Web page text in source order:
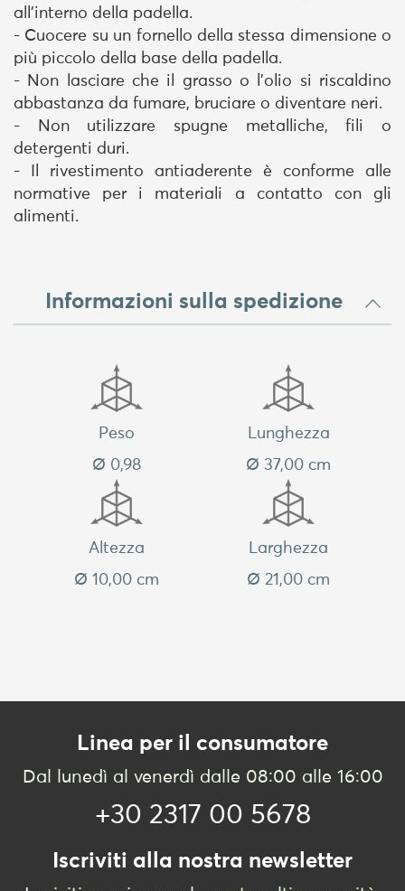
all'interno della padella.
- Cuocere su un fornello della stessa dimensione o
più piccolo della base della padella.
- Non lasciare che il grasso o l'olio si riscaldino
abbastanza da fumare, bruciare o diventare neri.
- Non utilizzare spugne metalliche, fili o
detergenti duri.
- Il rivestimento antiaderente è conforme alle
normative per i materiali a contatto con gli
alimenti.
Informazioni sulla spedizione
Peso
Ø 0,98
Lunghezza
Ø 37,00 cm
Altezza
Ø 10,00 cm
Larghezza
Ø 21,00 cm
Linea per il consumatore
Dal lunedì al venerdì dalle 08:00 alle 16:00
+30 2317 00 5678
Iscriviti alla nostra newsletter